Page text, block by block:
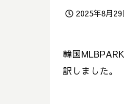
2025年8月29
韓国
訳しました。